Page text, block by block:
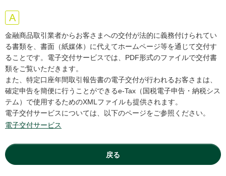
金融商品取引業者からお客さまへの交付が法的に義務付けられてい
る書類を、書面（紙媒体）に代えてホームページ等を通じて交付す
ることです。電子交付サービスでは、PDF形式のファイルで交付書
類をご覧いただきます。
また、特定口座年間取引報告書の電子交付が行われるお客さまは、
確定申告を簡便に行うことができるe-Tax（国税電子申告・納税シス
テム）で使用するためのXMLファイルも提供されます。
電子交付サービスについては、以下のページをご参照ください。
電子交付サービス
戻る